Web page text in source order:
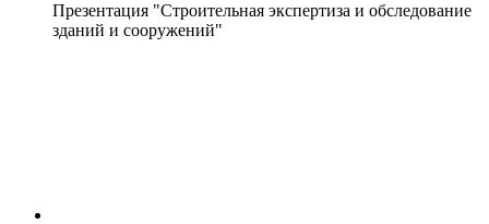
Презентация "Строительная экспертиза и обследование
зданий и сооружений"